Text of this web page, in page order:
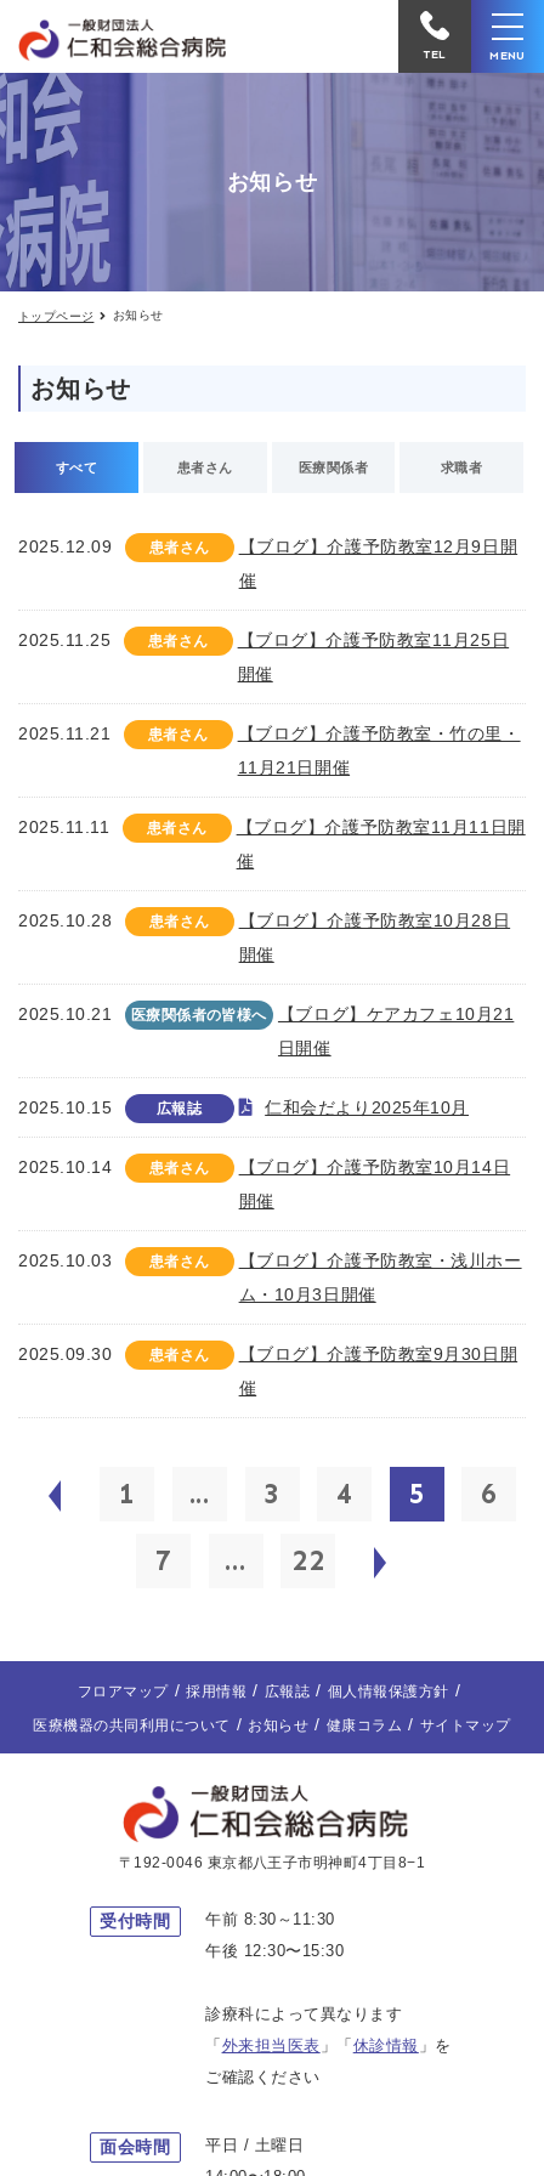
せ
病
院
電
TEL MENU
お知らせ
トップページ お知らせ
お知らせ
すべて 患者さん 医療関係者 求職者
2025.12.09 患者さん
【ブログ】介護予防教室12月9日開
催
2025.11.25 患者さん
【ブログ】介護予防教室11月25日
開催
2025.11.21 患者さん
【ブログ】介護予防教室・竹の里・
11月21日開催
2025.11.11 患者さん
【ブログ】介護予防教室11月11日開
催
2025.10.28 患者さん
【ブログ】介護予防教室10月28日
開催
2025.10.21 医療関係者の皆様へ
【ブログ】ケアカフェ10月21
日開催
2025.10.15 広報誌 仁和会だより2025年10月
2025.10.14 患者さん
【ブログ】介護予防教室10月14日
開催
2025.10.03 患者さん
【ブログ】介護予防教室・浅川ホー
ム・10月3日開催
2025.09.30 患者さん
【ブログ】介護予防教室9月30日開
催
1 ... 3 4 5
6
7
... 22
フロアマップ 採用情報 広報誌
個人情報保護方針
医療機器の共同利用について
お知らせ 健康コラム サイトマップ
〒192-0046 東京都八王子市明神町4丁目8−1
受付時間
午前 8:30～11:30
午後 12:30〜15:30
診療科によって異なります
「 外来担当医表 」「 休診情報 」を
ご確認ください
面会時間
平日 / 土曜日